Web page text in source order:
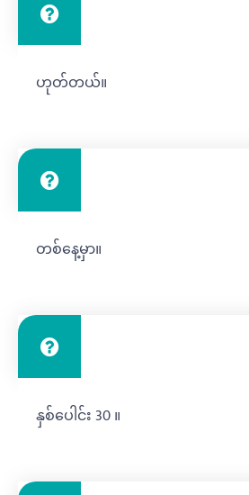
တွင်တပ်ဆင်နိုင်ပါသလား။
ဟုတ်တယ်။
သင့်အားမည်မျှကြာမည်နည်း။
တစ်နေ့မှာ။
မည်မျှပြုလုပ်ခဲ့သနည်း။
နှစ်ပေါင်း 30 ။